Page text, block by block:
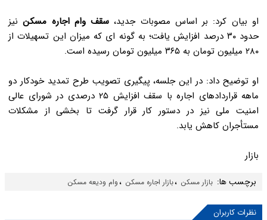
او بیان کرد: بر اساس مصوبات جدید، سقف وام اجاره مسکننیز
حدود ۳۰ درصد افزایش یافت؛ به گونه ای که میزان این تسهیلات از
۲۸۰ میلیون تومان به ۳۶۵ میلیون تومان رسیده است.
او توضیح داد: در این جلسه، پیگیری تصویب طرح تمدید خودکار دو
ماهه قراردادهای اجاره با سقف افزایش ۲۵ درصدی در شورای عالی
امنیت ملی نیز در دستور کار قرار گرفت تا بخشی از مشکلات
مستأجران کاهش یابد.
بازار
برچسب ها: بازار مسکن ،بازار اجاره مسکن ،وام ودیعه مسکن
نظرات کاربران